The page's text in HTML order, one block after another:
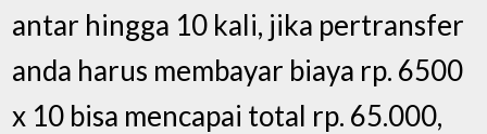
antar hingga 10 kali, jika pertransfer
anda harus membayar biaya rp. 6500
x 10 bisa mencapai total rp. 65.000,